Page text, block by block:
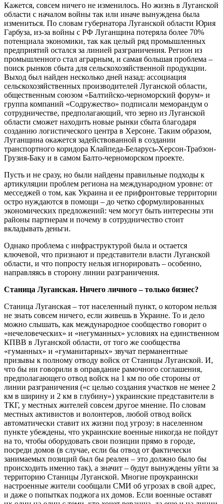
Кажется, совсем ничего не изменилось. Но жизнь в Луганской
области с началом войны так или иначе вынуждена была
измениться. По словам губернатора Луганской области Юрия
Гарбуза, из-за войны с РФ Луганщина потеряла более 70%
потенциала экономики, так как целый ряд промышленных
предприятий остался за линией разграничения. Регион из
промышленного стал аграрным, и самая большая проблема –
поиск рынков сбыта для сельскохозяйственной продукции.
Выход был найден несколько дней назад: ассоциация
сельскохозяйственных производителей Луганской области,
общественным союзом «Балтийско-черноморский форум» и
группа компаний «Содружество» подписали меморандум о
сотрудничестве, предполагающий, что зерно из Луганской
области сможет находить новые рынки сбыта благодаря
созданию логистического центра в Херсоне. Таким образом,
Луганщина окажется задействованной в создании
транспортного коридора Клайпеда-Беларусь-Херсон-Трабзон-
Грузия-Баку и в самом Балто-черноморском проекте.
Пусть и не сразу, но были найдены правильные подходы к
артикуляции проблем региона на международном уровне: от
месседжей о том, как Украина и ее прифронтовые территории
остро нуждаются в помощи – до четко сформулированных
экономических предложений: чем могут быть интересны эти
районы партнерам и почему в сотрудничество стоит
вкладывать деньги.
Однако проблема с инфраструктурой была и остается
ключевой, что признают и представители власти Луганской
области, и что попросту нельзя игнорировать – особенно,
направляясь в сторону линии разграничения.
Станица Луганская. Ничего личного – только бизнес?
Станица Луганская – тот населенный пункт, о котором нельзя
не знать совсем ничего, если живешь в Украине. То и дело
можно слышать, как международное сообщество говорит о
«нечеловеческих» и «негуманных» условиях на единственном
КПВВ в Луганской области, от того же сообщества
«гуманных» и «гуманитарных» звучат перманентные
призывы к полному отводу войск от Станицы Луганской. И,
что бы ни говорили в оправдание рамочного соглашения,
предполагающего отвод войск на 1 км по обе стороны от
линии разграничения («с целью создания участков не менее 2
км в ширину и 2 км в глубину») украинские представители в
ТКГ, у местных жителей совсем другое мнение. По словам
местных активистов и волонтеров, любой отвод войск
автоматически ставит их жизни под угрозу: в населенном
пункте убеждены, что украинские военные никогда не пойдут
на то, чтобы оборудовать свои позиции прямо в городе,
посреди домов (в случае, если бы отвод от фактически
занимаемых позиций был бы реален – это должно было бы
происходить именно так), а значит – будут вынуждены уйти за
территорию Станицы Луганской. Многие проукраински
настроенные жители сообщали СМИ об угрозах в свой адрес,
и даже о попытках поджога их домов. Если военные оставят